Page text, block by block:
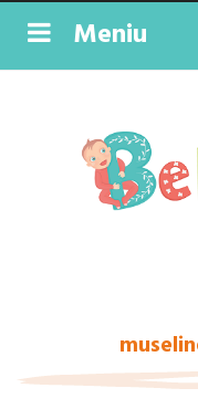
Meniu